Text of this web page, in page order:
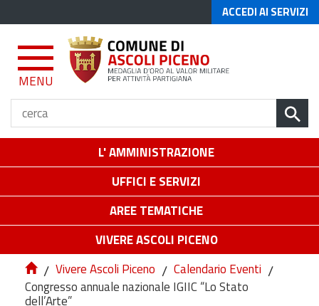
ACCEDI AI SERVIZI
MENU
L' AMMINISTRAZIONE
UFFICI E SERVIZI
AREE TEMATICHE
VIVERE ASCOLI PICENO
/ Vivere Ascoli Piceno / Calendario Eventi /
Congresso annuale nazionale IGIIC “Lo Stato
dell’Arte”